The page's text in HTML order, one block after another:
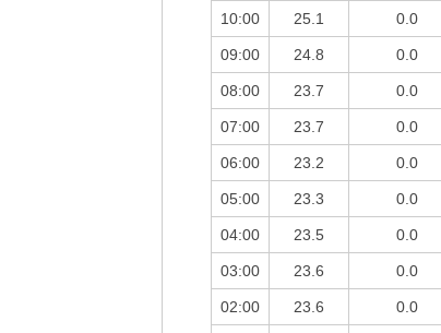
10:00 25.1 0.0
09:00 24.8 0.0
08:00 23.7 0.0
07:00 23.7 0.0
06:00 23.2 0.0
05:00 23.3 0.0
04:00 23.5 0.0
03:00 23.6 0.0
02:00 23.6 0.0